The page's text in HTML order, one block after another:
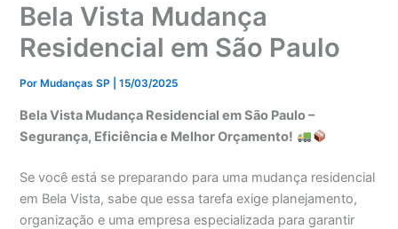
Bela Vista Mudança
Residencial em São Paulo
Por Mudanças SP |15/03/2025
Bela Vista Mudança Residencial em São Paulo –
Segurança, Eficiência e Melhor Orçamento!
Se você está se preparando para uma mudança residencial
em Bela Vista, sabe que essa tarefa exige planejamento,
organização e uma empresa especializada para garantir